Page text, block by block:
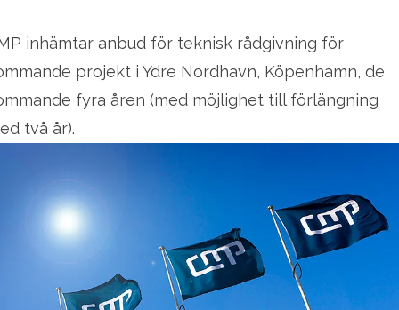
inhämtar anbud för teknisk rådgivning för
projekt i Ydre Nordhavn, Köpenhamn, de
fyra åren (med möjlighet till förlängning
två år).